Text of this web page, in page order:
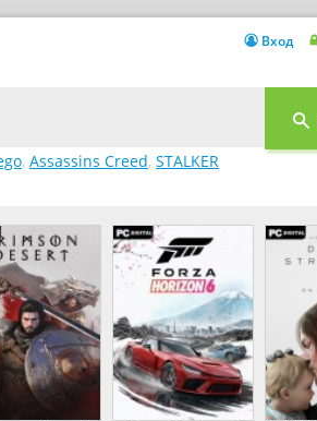
, Assassins Creed, STALKER
Вход